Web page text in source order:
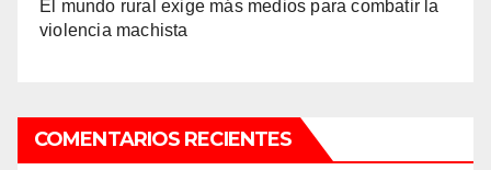
El mundo rural exige más medios para combatir la
violencia machista
COMENTARIOS RECIENTES